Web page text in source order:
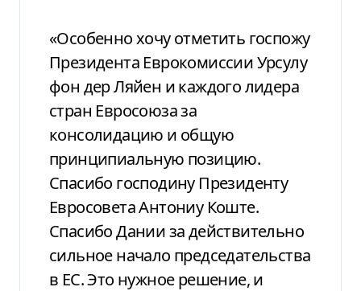
«Особенно хочу отметить госпожу
Президента Еврокомиссии Урсулу
фон дер Ляйен и каждого лидера
стран Евросоюза за
консолидацию и общую
принципиальную позицию.
Спасибо господину Президенту
Евросовета Антониу Коште.
Спасибо Дании за действительно
сильное начало председательства
в ЕС. Это нужное решение, и